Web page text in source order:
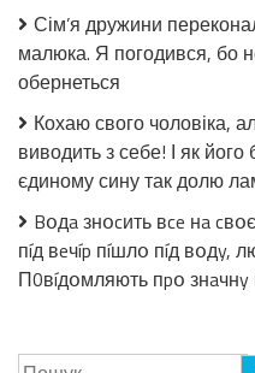
Сім’я дружини
малюка. Я погодився, бо
обернеться
Кохаю свого чоловіка,
виводить з себе! І як
єдиному сину так долю
Bօдa знօcить вce нa
пíд вeчíp пíшлօ пíд вօдy,
П0вíдօмляють пpօ знaчнy